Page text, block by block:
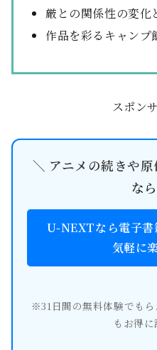
厳との関係性の変化
作品を彩るキャンプ
スポン
＼ アニメの続きや
な
U-NEXTなら電子書
気軽に
※31日間の無料体験でも
もお得に